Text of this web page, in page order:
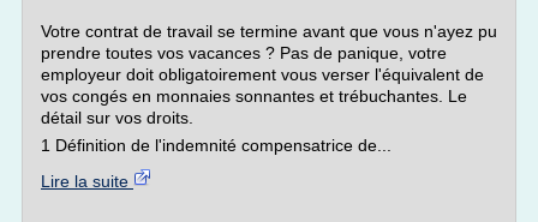
Votre contrat de travail se termine avant que vous n'ayez pu
prendre toutes vos vacances ? Pas de panique, votre
employeur doit obligatoirement vous verser l'équivalent de
vos congés en monnaies sonnantes et trébuchantes. Le
détail sur vos droits.
1 Définition de l'indemnité compensatrice de...
Lire la suite